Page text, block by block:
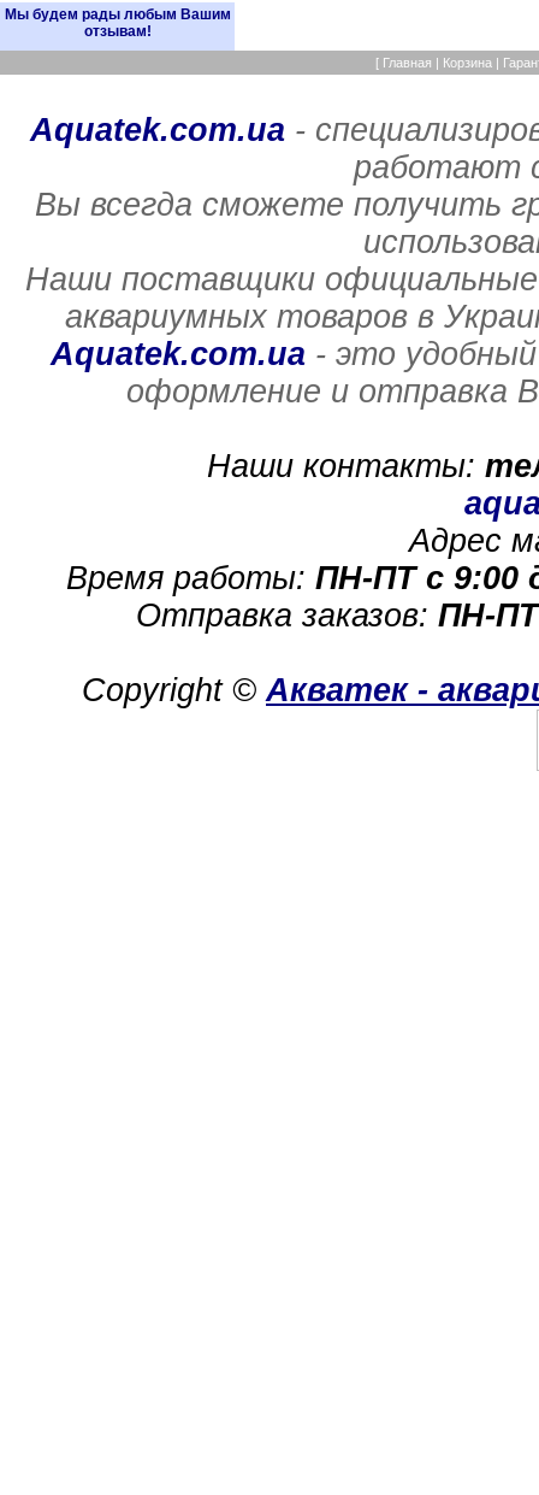
Мы будем рады любым Вашим
отзывам!
[ Главная | Корзина |
Aquatek.com.ua-
работают
Вы всегда сможете получить
Наши поставщики
аквариумных товаров в
Aquatek.com.ua- это удобный
оформление и отправка
Наши контакты:
Адрес
Время работы: ПН-ПТ с 9:00
Отправка заказов: ПН-ПТ
Copyright ©Акватек -